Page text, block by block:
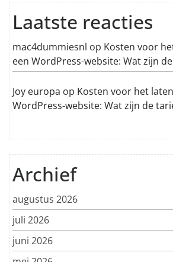
Laatste reacties
mac4dummiesnl op Kosten voor
een WordPress-website: Wat zijn
Joy europa op Kosten voor het
WordPress-website: Wat zijn de
Archief
augustus 2026
juli 2026
juni 2026